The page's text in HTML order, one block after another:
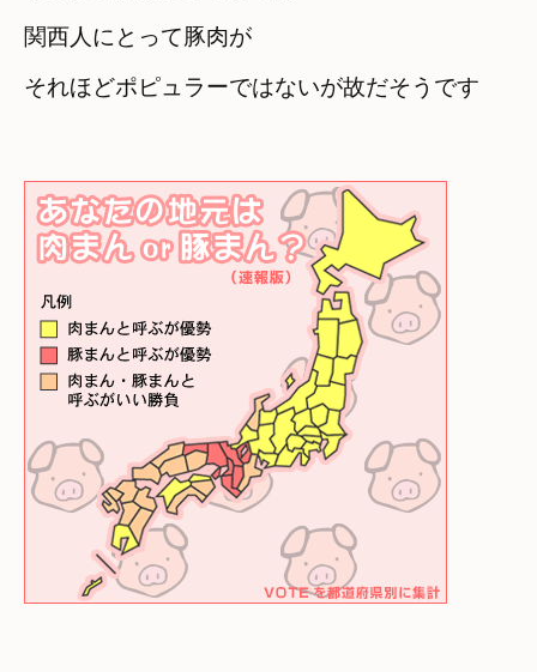
関西人にとって豚肉が
それほどポピュラーではないが故だそうです